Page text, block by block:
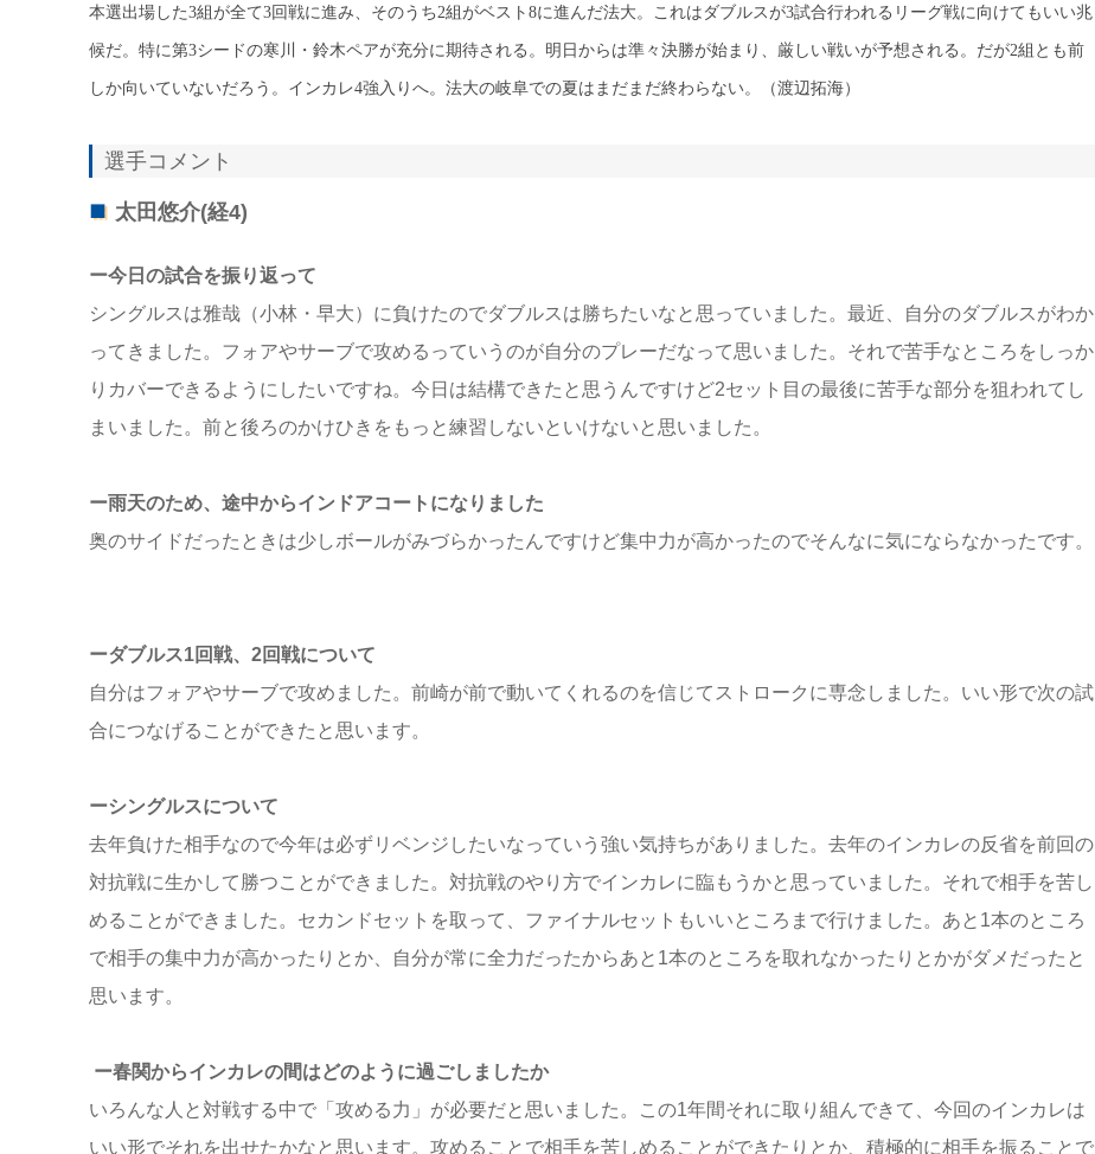
本選出場した3組が全て3回戦に進み、そのうち2組がベスト8に進んだ法大。これはダブルスが3試合行われるリーグ戦に向けてもいい兆
候だ。特に第3シードの寒川・鈴木ペアが充分に期待される。明日からは準々決勝が始まり、厳しい戦いが予想される。だが2組とも前
しか向いていないだろう。インカレ4強入りへ。法大の岐阜での夏はまだまだ終わらない。（渡辺拓海）
選手コメント
太田悠介(経4)
ー今日の試合を振り返って
シングルスは雅哉（小林・早大）に負けたのでダブルスは勝ちたいなと思っていました。最近、自分のダブルスがわか
ってきました。フォアやサーブで攻めるっていうのが自分のプレーだなって思いました。それで苦手なところをしっか
りカバーできるようにしたいですね。今日は結構できたと思うんですけど2セット目の最後に苦手な部分を狙われてし
まいました。前と後ろのかけひきをもっと練習しないといけないと思いました。
ー雨天のため、途中からインドアコートになりました
奥のサイドだったときは少しボールがみづらかったんですけど集中力が高かったのでそんなに気にならなかったです。
ーダブルス1回戦、2回戦について
自分はフォアやサーブで攻めました。前崎が前で動いてくれるのを信じてストロークに専念しました。いい形で次の試
合につなげることができたと思います。
ーシングルスについて
去年負けた相手なので今年は必ずリベンジしたいなっていう強い気持ちがありました。去年のインカレの反省を前回の
対抗戦に生かして勝つことができました。対抗戦のやり方でインカレに臨もうかと思っていました。それで相手を苦し
めることができました。セカンドセットを取って、ファイナルセットもいいところまで行けました。あと1本のところ
で相手の集中力が高かったりとか、自分が常に全力だったからあと1本のところを取れなかったりとかがダメだったと
思います。
ー春関からインカレの間はどのように過ごしましたか
いろんな人と対戦する中で「攻める力」が必要だと思いました。この1年間それに取り組んできて、今回のインカレは
いい形でそれを出せたかなと思います。攻めることで相手を苦しめることができたりとか、積極的に相手を振ることで